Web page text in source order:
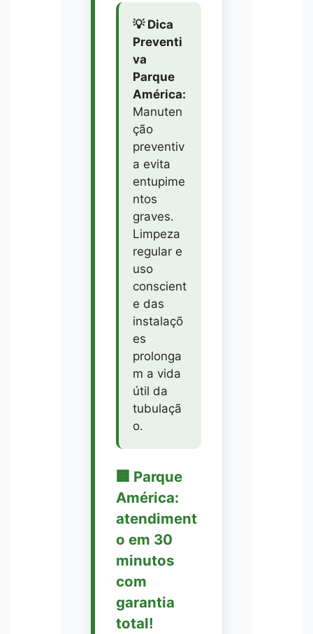
💡 Dica
Preventi
va
Parque
América:
Manuten
ção
preventiv
a evita
entupime
ntos
graves.
Limpeza
regular e
uso
conscient
e das
instalaçõ
es
prolonga
m a vida
útil da
tubulaçã
o.
🏢 Parque
América:
atendiment
o em 30
minutos
com
garantia
total!